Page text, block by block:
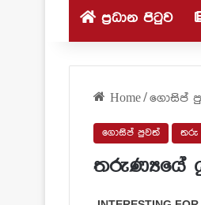
ප්‍රධාන පිටුව
Home/ගොසිප්
ගොසිප් පුවත් තරු
තරුණ්‍යයේ